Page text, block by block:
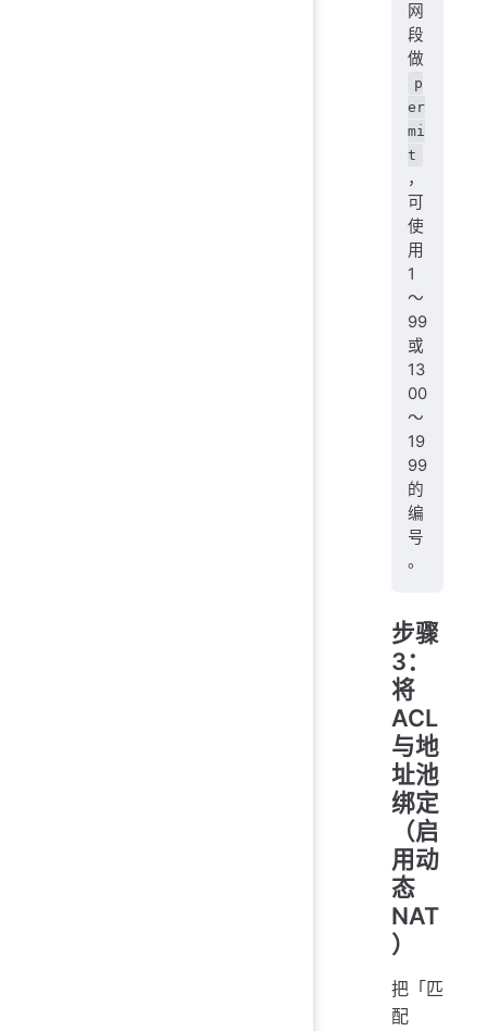
网
段
做
p
er
mi
t
，
可
使
用
1
～
99
或
13
00
～
19
99
的
编
号
。
步骤
3：
将
ACL
与地
址池
绑定
（启
用动
态
NAT
）
把「匹
配